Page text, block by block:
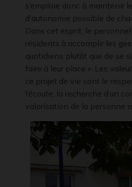
s’emploie donc à maintenir
d’autonomie possible de
Dans cet esprit, le
résidents à accomplir les
quotidiens plutôt que de se
faire à leur place ». Les
ce projet de vie sont le
l’écoute, la recherche d’un
valorisation de la personne